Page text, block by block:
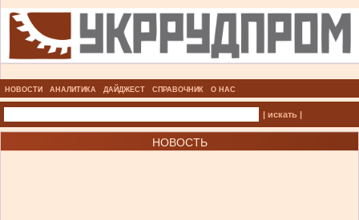
НОВОСТИ АНАЛИТИКА ДАЙДЖЕСТ СПРАВОЧНИК О НАС
| искать |
НОВОСТЬ